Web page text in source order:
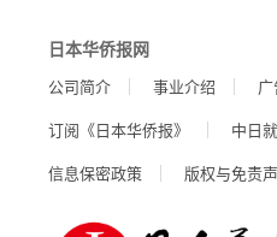
日本华侨报网
公司简介 事业介绍
订阅《日本华侨报》
中日
信息保密政策
版权与免责